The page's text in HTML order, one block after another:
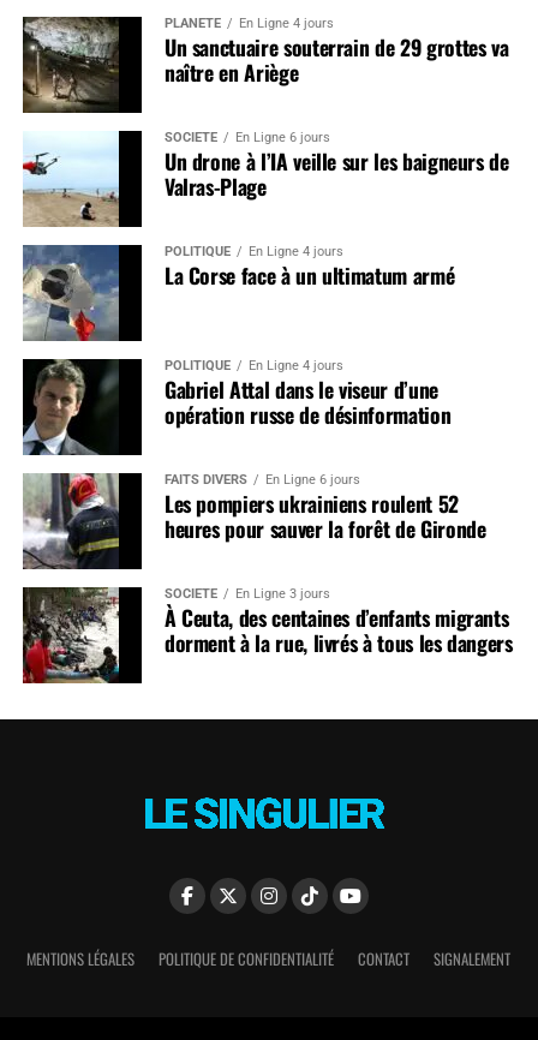
PLANÈTE En Ligne 4 jours
Un sanctuaire souterrain de 29 grottes va
naître en Ariège
SOCIÉTÉ En Ligne 6 jours
Un drone à l’IA veille sur les baigneurs de
Valras-Plage
POLITIQUE En Ligne 4 jours
La Corse face à un ultimatum armé
POLITIQUE En Ligne 4 jours
Gabriel Attal dans le viseur d’une
opération russe de désinformation
FAITS DIVERS En Ligne 6 jours
Les pompiers ukrainiens roulent 52
heures pour sauver la forêt de Gironde
SOCIÉTÉ En Ligne 3 jours
À Ceuta, des centaines d’enfants migrants
dorment à la rue, livrés à tous les dangers
MENTIONS LÉGALES POLITIQUE DE CONFIDENTIALITÉ CONTACT SIGNALEMENT